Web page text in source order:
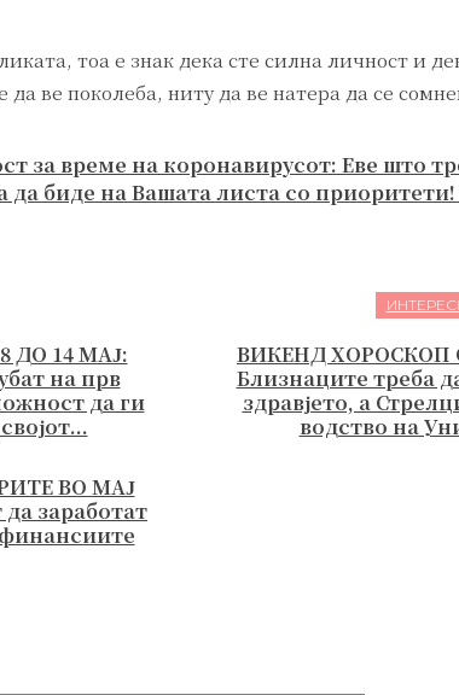
тоа е знак дека сте силна личност и
ве поколеба, ниту да ве натера да се
за време на коронавирусот: Еве што
биде на Вашата листа со приоритети!
ДО 14 МАЈ:
на прв
да ги
ВИКЕНД ХОРОСКОП
Близнаците треба
здравјето, а
водство на
ВО МАЈ
заработат